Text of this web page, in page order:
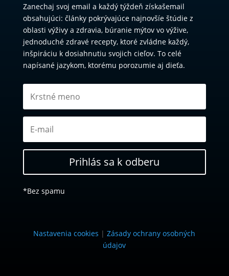
Zdravie, energia, výkon
newsletter
Zanechaj svoj email a každý týždeň získašemail
obsahujúci: články pokrývajúce najnovšíe štúdie z
jednoduché zdravé recepty, ktoré zvládne každý,
napísané jazykom, ktorému porozumie aj dieťa.